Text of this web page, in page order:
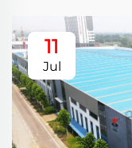
11
Jul